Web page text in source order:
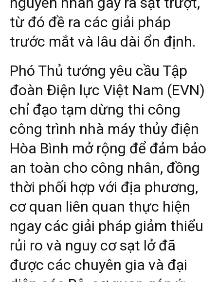
từ đó đề ra các giải pháp
trước mắt và lâu dài ổn định.
Phó Thủ tướng yêu cầu Tập
đoàn Điện lực Việt Nam (EVN)
chỉ đạo tạm dừng thi công
công trình nhà máy thủy điện
Hòa Bình mở rộng để đảm bảo
an toàn cho công nhân, đồng
thời phối hợp với địa phương,
cơ quan liên quan thực hiện
ngay các giải pháp giảm thiểu
rủi ro và nguy cơ sạt lở đã
được các chuyên gia và đại